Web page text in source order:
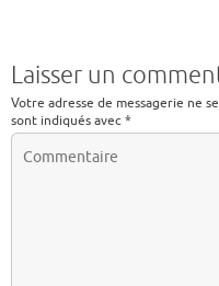
Laisser un
Votre adresse de messagerie ne
sont indiqués avec*